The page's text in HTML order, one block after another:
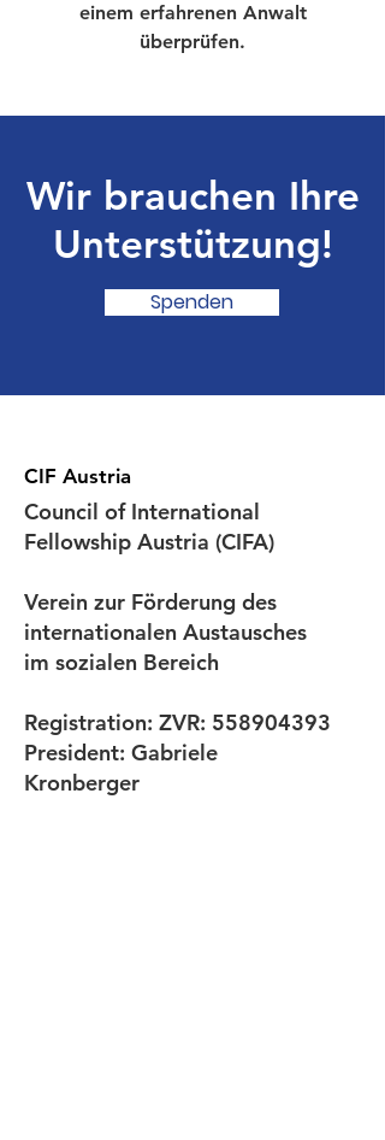
einem erfahrenen Anwalt
überprüfen.
Wir brauchen Ihre
Unterstützung!
Spenden
CIF Austria
Council of International
Fellowship Austria (CIFA)
Verein zur Förderung des
internationalen Austausches
im sozialen Bereich
Registration: ZVR: 558904393
President: Gabriele
Kronberger